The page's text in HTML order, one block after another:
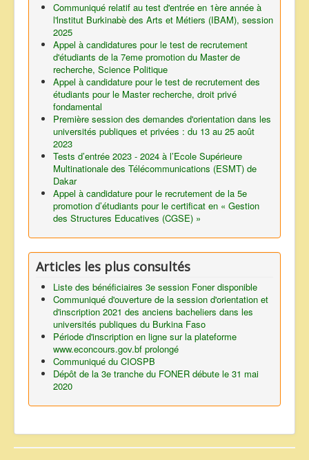
Communiqué relatif au test d'entrée en 1ère année à
l'lnstitut Burkinabè des Arts et Métiers (IBAM), session
2025
Appel à candidatures pour le test de recrutement
d'étudiants de la 7eme promotion du Master de
recherche, Science Politique
Appel à candidature pour le test de recrutement des
étudiants pour le Master recherche, droit privé
fondamental
Première session des demandes d'orientation dans les
universités publiques et privées : du 13 au 25 août
2023
Tests d’entrée 2023 - 2024 à l’Ecole Supérieure
Multinationale des Télécommunications (ESMT) de
Dakar
Appel à candidature pour le recrutement de la 5e
promotion d’étudiants pour le certificat en « Gestion
des Structures Educatives (CGSE) »
Articles les plus consultés
Liste des bénéficiaires 3e session Foner disponible
Communiqué d'ouverture de la session d'orientation et
d'inscription 2021 des anciens bacheliers dans les
universités publiques du Burkina Faso
Période d'inscription en ligne sur la plateforme
www.econcours.gov.bf prolongé
Communiqué du CIOSPB
Dépôt de la 3e tranche du FONER débute le 31 mai
2020